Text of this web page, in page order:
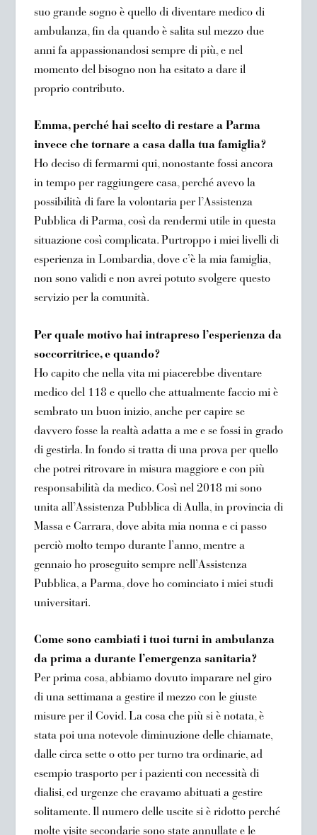
suo grande sogno è quello di diventare medico di
ambulanza, fin da quando è salita sul mezzo due
anni fa appassionandosi sempre di più, e nel
momento del bisogno non ha esitato a dare il
proprio contributo.
Emma, perché hai scelto di restare a Parma
invece che tornare a casa dalla tua famiglia?
Ho deciso di fermarmi qui, nonostante fossi ancora
in tempo per raggiungere casa, perché avevo la
possibilità di fare la volontaria per l’Assistenza
Pubblica di Parma, così da rendermi utile in questa
situazione così complicata. Purtroppo i miei livelli di
esperienza in Lombardia, dove c’è la mia famiglia,
non sono validi e non avrei potuto svolgere questo
servizio per la comunità.
Per quale motivo hai intrapreso l’esperienza da
soccorritrice, e quando?
Ho capito che nella vita mi piacerebbe diventare
medico del 118 e quello che attualmente faccio mi è
sembrato un buon inizio, anche per capire se
davvero fosse la realtà adatta a me e se fossi in grado
di gestirla. In fondo si tratta di una prova per quello
che potrei ritrovare in misura maggiore e con più
responsabilità da medico. Così nel 2018 mi sono
unita all’Assistenza Pubblica di Aulla, in provincia di
Massa e Carrara, dove abita mia nonna e ci passo
perciò molto tempo durante l’anno, mentre a
gennaio ho proseguito sempre nell’Assistenza
Pubblica, a Parma, dove ho cominciato i miei studi
universitari.
Come sono cambiati i tuoi turni in ambulanza
da prima a durante l’emergenza sanitaria?
Per prima cosa, abbiamo dovuto imparare nel giro
di una settimana a gestire il mezzo con le giuste
misure per il Covid. La cosa che più si è notata, è
stata poi una notevole diminuzione delle chiamate,
dalle circa sette o otto per turno tra ordinarie, ad
esempio trasporto per i pazienti con necessità di
dialisi, ed urgenze che eravamo abituati a gestire
solitamente. Il numero delle uscite si è ridotto perché
molte visite secondarie sono state annullate e le